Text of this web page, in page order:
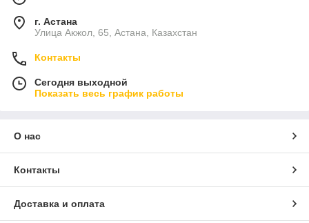
г. Астана
Улица Акжол, 65, Астана, Казахстан
Контакты
Сегодня выходной
Показать весь график работы
О нас
Контакты
Доставка и оплата